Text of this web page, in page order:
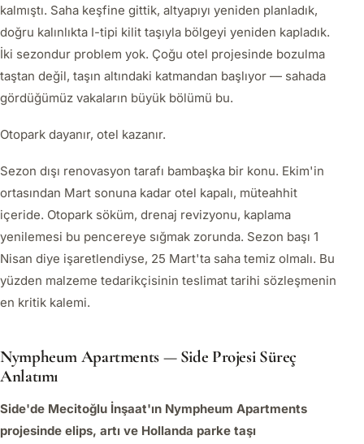
kalmıştı. Saha keşfine gittik, altyapıyı yeniden planladık,
doğru kalınlıkta I-tipi kilit taşıyla bölgeyi yeniden kapladık.
İki sezondur problem yok. Çoğu otel projesinde bozulma
taştan değil, taşın altındaki katmandan başlıyor — sahada
gördüğümüz vakaların büyük bölümü bu.
Otopark dayanır, otel kazanır.
Sezon dışı renovasyon tarafı bambaşka bir konu. Ekim'in
ortasından Mart sonuna kadar otel kapalı, müteahhit
içeride. Otopark söküm, drenaj revizyonu, kaplama
yenilemesi bu pencereye sığmak zorunda. Sezon başı 1
Nisan diye işaretlendiyse, 25 Mart'ta saha temiz olmalı. Bu
yüzden malzeme tedarikçisinin teslimat tarihi sözleşmenin
en kritik kalemi.
Nympheum Apartments — Side Projesi Süreç
Anlatımı
Side'de Mecitoğlu İnşaat'ın Nympheum Apartments
projesinde elips, artı ve Hollanda parke taşı